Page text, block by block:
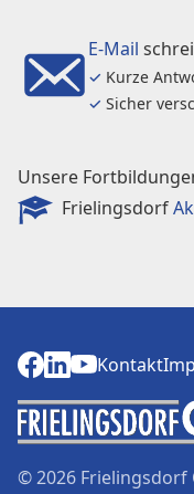
Dunklere
Kontakt
Impressum
Datenschutz
E-Mail
✓ Kurze
✓ Sicher
Unsere
Frielingsdorf
© 2026 Frielingsdorf
Kontakt